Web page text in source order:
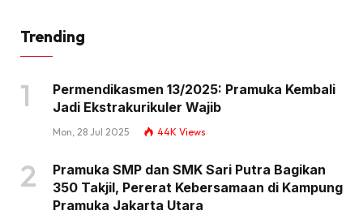
Trending
Permendikasmen 13/2025: Pramuka Kembali
Jadi Ekstrakurikuler Wajib
Mon, 28 Jul 2025 44K Views
Pramuka SMP dan SMK Sari Putra Bagikan
350 Takjil, Pererat Kebersamaan di Kampung
Pramuka Jakarta Utara